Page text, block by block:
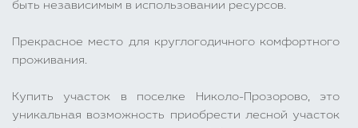
быть независимым в использовании ресурсов.
Прекрасное место для круглогодичного комфортного
проживания.
Купить участок в поселке Николо-Прозорово, это
уникальная возможность приобрести лесной участок